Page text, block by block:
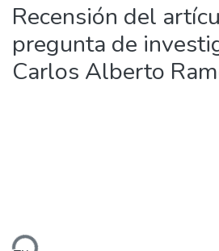
Recensión del
pregunta de
Carlos Alberto